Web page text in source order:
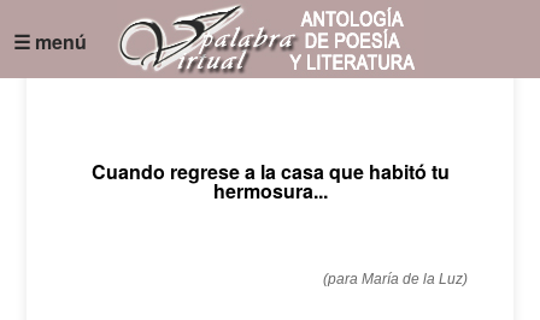
☰ menú
Cuando regrese a la casa que habitó tu
hermosura...
(para María de la Luz)